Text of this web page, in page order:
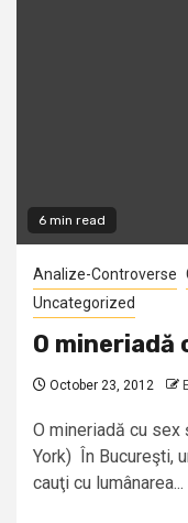
6 min read
Analize-Controverse
Uncategorized
O
October 23, 2012
O mineriadă cu
York) În Bucureşti,
cauţi cu lumânarea...